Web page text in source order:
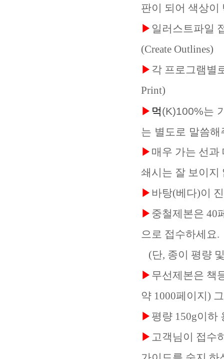
판이 되어 색상이
▶ 일러스트파일
(Create Outlines)
▶ 각 프로그램별
Print)
▶ 먹(K)100%는
는 별도로 말씀해
▶ 매우 가는 선과
쇄시는 잘 보이지
▶ 바탕(베다)이
▶ 중철제본은 40
으로 접수하세요.
(단, 종이 평량
▶ 무선제본은 책
약 1000페이지)
▶ 평량 150g이하
▶ 고객님이 접수